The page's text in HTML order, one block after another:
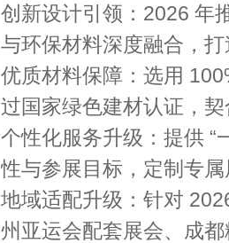
创新设计引领：2026 年
与环保材料深度融合，
优质材料保障：选用
过国家绿色建材认证，
个性化服务升级：提供 “
性与参展目标，定制专
地域适配升级：针对
州亚运会配套展会、成